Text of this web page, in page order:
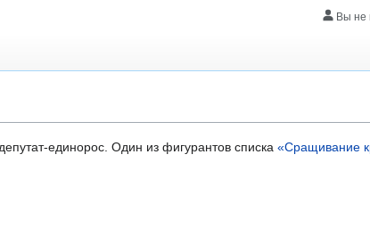
единорос. Один из фигурантов списка «Сращивание
Вы не